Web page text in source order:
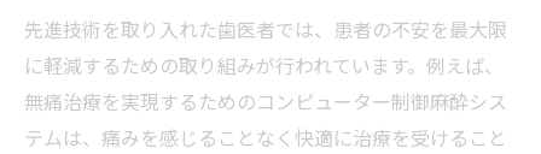
先進技術を取り入れた歯医者では、患者の不安を最大限
に軽減するための取り組みが行われています。例えば、
無痛治療を実現するためのコンピューター制御麻酔シス
テムは、痛みを感じることなく快適に治療を受けること